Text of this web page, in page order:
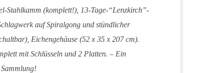
Stahlkamm (komplett!), 13-Tage-“Lenzkirch”-
auf Spiralgong und stündlicher
Eichengehäuse (52 x 35 x 207 cm).
mit Schlüsseln und 2 Platten. – Ein